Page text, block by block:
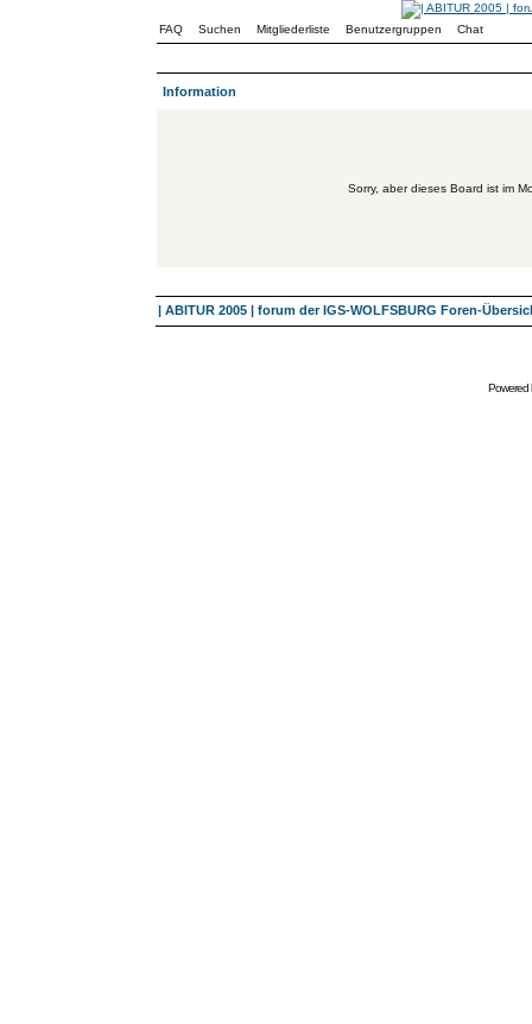
FAQ Suchen Mitgliederliste Benutzergruppen Chat
Information
Sorry, aber dieses Board ist im
| ABITUR 2005 | forum der IGS-WOLFSBURG Foren-
Powered